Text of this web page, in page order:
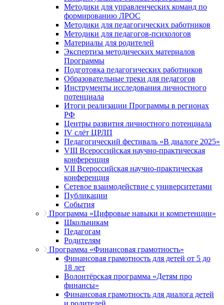
Методики для управленческих команд по
формированию ЛРОС
Методики для педагогических работников
Методики для педагогов-психологов
Материалы для родителей
Экспертиза методических материалов
Программы
Подготовка педагогических работников
Образовательные треки для педагогов
Инструменты исследования личностного
потенциала
Итоги реализации Программы в регионах
РФ
Центры развития личностного потенциала
IV слёт ЦРЛП
Педагогический фестиваль «В диалоге 2025»
VIII Всероссийская научно-практическая
конференция
VII Всероссийская научно-практическая
конференция
Сетевое взаимодействие с университетами
Публикации
События
Программа «Цифровые навыки и компетенции»
Школьникам
Педагогам
Родителям
Программа «Финансовая грамотность»
Финансовая грамотность для детей от 5 до
18 лет
Волонтёрская программа «Детям про
финансы»
Финансовая грамотность для диалога детей
и родителей